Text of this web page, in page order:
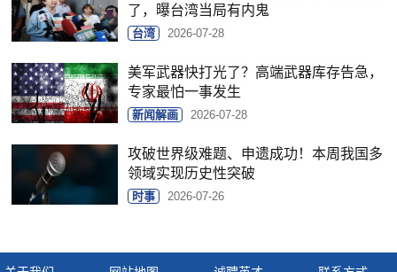
了，曝台湾当局有内鬼
台湾 2026-07-28
美军武器快打光了？高端武器库存告急，
专家最怕一事发生
新闻解画 2026-07-28
攻破世界级难题、申遗成功！本周我国多
领域实现历史性突破
时事 2026-07-26